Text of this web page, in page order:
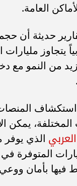
العامة.
حديثة أن
يتجاوز مليارات
من النمو مع
يمكن
الذي يوفر
المتوفرة في
فيها بأمان